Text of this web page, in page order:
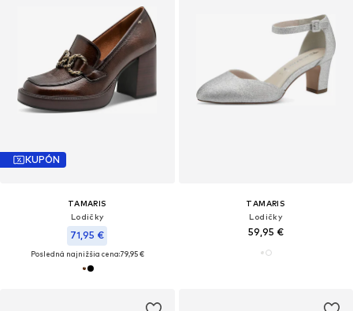
KUPÓN
TAMARIS
Lodičky
71,95 €
Posledná najnižšia cena:79,95 €
TAMARIS
Lodičky
59,95 €